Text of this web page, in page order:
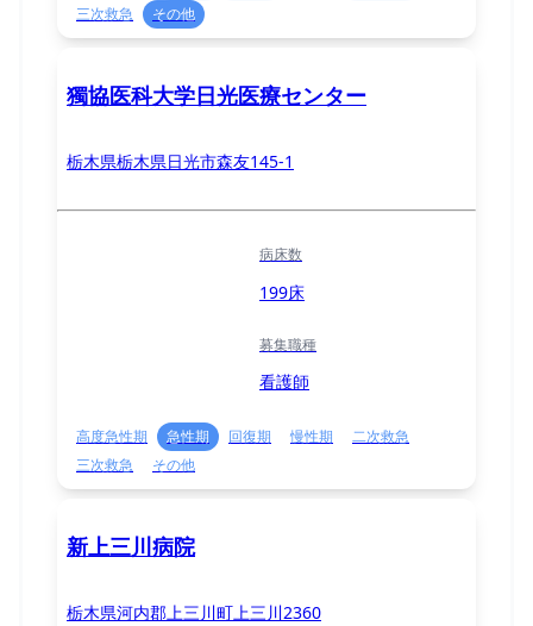
三次救急
その他
獨協医科大学日光医療センター
栃木県栃木県日光市森友145-1
病床数
199床
募集職種
看護師
高度急性期 急性期 回復期 慢性期
二次救急
三次救急
その他
新上三川病院
栃木県河内郡上三川町上三川2360